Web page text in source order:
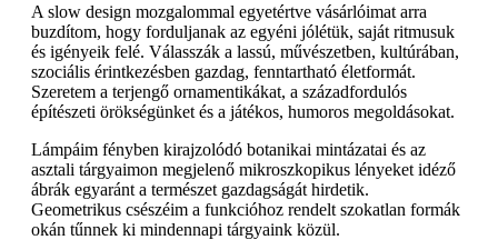
A slow design mozgalommal egyetértve vásárlóimat arra
buzdítom, hogy forduljanak az egyéni jólétük, saját ritmusuk
és igényeik felé. Válasszák a lassú, művészetben, kultúrában,
szociális érintkezésben gazdag, fenntartható életformát.
Szeretem a terjengő ornamentikákat, a századfordulós
építészeti örökségünket és a játékos, humoros megoldásokat.
Lámpáim fényben kirajzolódó botanikai mintázatai és az
asztali tárgyaimon megjelenő mikroszkopikus lényeket idéző
ábrák egyaránt a természet gazdagságát hirdetik.
Geometrikus csészéim a funkcióhoz rendelt szokatlan formák
okán tűnnek ki mindennapi tárgyaink közül.